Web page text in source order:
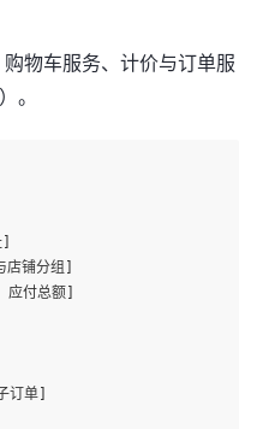
物车服务、计价与订单服
。
铺分组]
付总额]
订单]